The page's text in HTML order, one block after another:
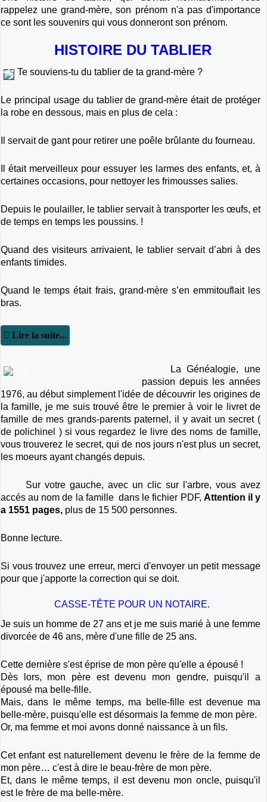
rappelez une grand-mère, son prénom n'a pas d'importance
ce sont les souvenirs qui vous donneront son prénom.
HISTOIRE DU TABLIER
Te souviens-tu du tablier de ta grand-mère ?
Le principal usage du tablier de grand-mère était de protéger
la robe en dessous, mais en plus de cela :
Il servait de gant pour retirer une poêle brûlante du fourneau.
Il était merveilleux pour essuyer les larmes des enfants, et, à
certaines occasions, pour nettoyer les frimousses salies.
Depuis le poulailler, le tablier servait à transporter les œufs, et
de temps en temps les poussins. !
Quand des visiteurs arrivaient, le tablier servait d’abri à des
enfants timides.
Quand le temps était frais, grand-mère s’en emmitouflait les
bras.
Lire la suite...
La Généalogie, une
passion depuis les années
1976, au début simplement l'idée de découvrir les origines de
la famille, je me suis trouvé être le premier à voir le livret de
famille de mes grands-parents paternel, il y avait un secret (
de polichinel ) si vous regardez le livre des noms de famille,
vous trouverez le secret, qui de nos jours n'est plus un secret,
les moeurs ayant changés depuis.
Sur votre gauche, avec un clic sur l'arbre, vous avez
accés au nom de la famille dans le fichier PDF, Attention il y
a 1551 pages, plus de 15 500 personnes.
Bonne lecture.
Si vous trouvez une erreur, merci d'envoyer un petit message
pour que j'apporte la correction qui se doit.
CASSE-TÊTE POUR UN NOTAIRE.
Je suis un homme de 27 ans et je me suis marié à une femme
divorcée de 46 ans, mère d'une fille de 25 ans.
Cette dernière s'est éprise de mon père qu'elle a épousé !
Dès lors, mon père est devenu mon gendre, puisqu'il a
épousé ma belle-fille.
Mais, dans le même temps, ma belle-fille est devenue ma
belle-mère, puisqu'elle est désormais la femme de mon père.
Or, ma femme et moi avons donné naissance à un fils.
Cet enfant est naturellement devenu le frère de la femme de
mon père… c'est à dire le beau-frère de mon père.
Et, dans le même temps, il est devenu mon oncle, puisqu'il
est le frère de ma belle-mère.